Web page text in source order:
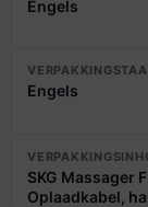
Engels
Engels
SKG Massager
Oplaadkabel,